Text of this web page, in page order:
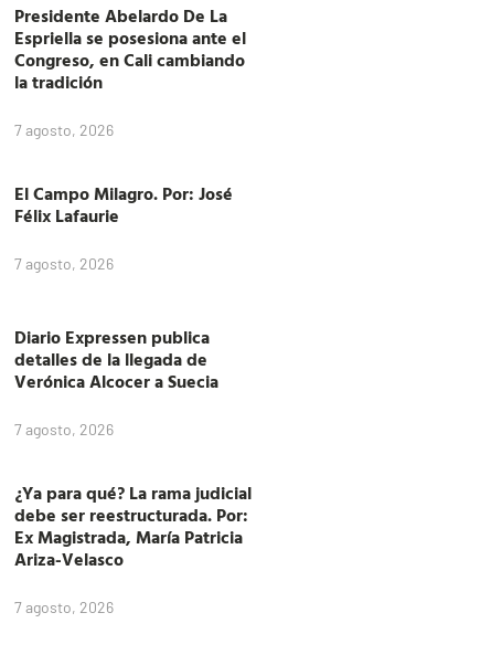
Presidente Abelardo De La
Espriella se posesiona ante el
Congreso, en Cali cambiando
la tradición
7 agosto, 2026
El Campo Milagro. Por: José
Félix Lafaurie
7 agosto, 2026
Diario Expressen publica
detalles de la llegada de
Verónica Alcocer a Suecia
7 agosto, 2026
¿Ya para qué? La rama judicial
debe ser reestructurada. Por:
Ex Magistrada, María Patricia
Ariza-Velasco
7 agosto, 2026